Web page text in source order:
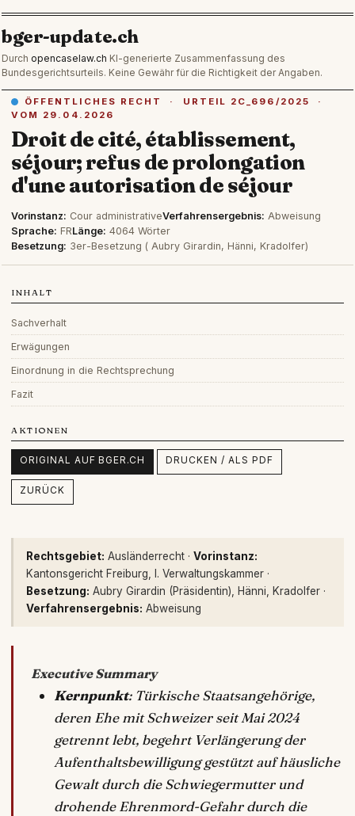
bger-update.ch
Durch opencaselaw.ch KI-generierte Zusammenfassung des
Bundesgerichtsurteils. Keine Gewähr für die Richtigkeit der Angaben.
ÖFFENTLICHES RECHT · URTEIL 2C_696/2025 ·
VOM 29.04.2026
Droit de cité, établissement,
séjour; refus de prolongation
d'une autorisation de séjour
Vorinstanz: Cour administrativeVerfahrensergebnis: Abweisung
Sprache: FRLänge: 4064 Wörter
Besetzung: 3er-Besetzung ( Aubry Girardin, Hänni, Kradolfer)
INHALT
Sachverhalt
Erwägungen
Einordnung in die Rechtsprechung
Fazit
AKTIONEN
ORIGINAL AUF BGER.CH DRUCKEN / ALS PDF
ZURÜCK
Rechtsgebiet: Ausländerrecht · Vorinstanz:
Kantonsgericht Freiburg, I. Verwaltungskammer ·
Besetzung: Aubry Girardin (Präsidentin), Hänni, Kradolfer ·
Verfahrensergebnis: Abweisung
Executive Summary
Kernpunkt: Türkische Staatsangehörige,
deren Ehe mit Schweizer seit Mai 2024
getrennt lebt, begehrt Verlängerung der
Aufenthaltsbewilligung gestützt auf häusliche
Gewalt durch die Schwiegermutter und
drohende Ehrenmord-Gefahr durch die